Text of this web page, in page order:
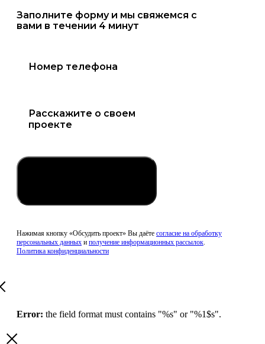
Заполните форму и мы свяжемся с
вами в течении 4 минут
Нажимая кнопку «Обсудить проект» Вы даёте согласие на обработку
персональных данных и получение информационных рассылок.
Политика конфиденциальности
Error: the field format must contains "%s" or "%1$s".